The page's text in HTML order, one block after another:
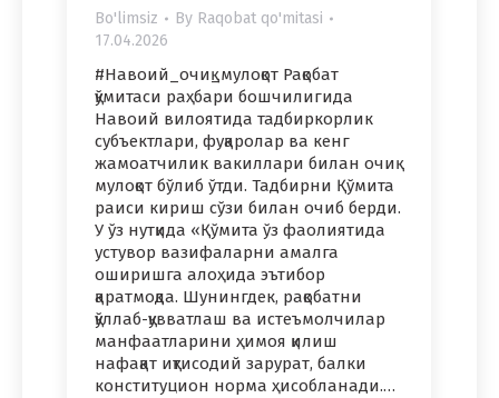
Bo'limsiz By Raqobat qo'mitasi
17.04.2026
#Навоий_очиқ_мулоқот Рақобат
қўмитаси раҳбари бошчилигида
Навоий вилоятида тадбиркорлик
субъектлари, фуқаролар ва кенг
жамоатчилик вакиллари билан очиқ
мулоқот бўлиб ўтди. Тадбирни Қўмита
раиси кириш сўзи билан очиб берди.
У ўз нутқида «Қўмита ўз фаолиятида
устувор вазифаларни амалга
оширишга алоҳида эътибор
қаратмоқда. Шунингдек, рақобатни
қўллаб-қувватлаш ва истеъмолчилар
манфаатларини ҳимоя қилиш
нафақат иқтисодий зарурат, балки
конституцион норма ҳисобланади.…